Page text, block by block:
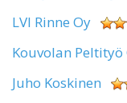
LVI Rinne Oy
Kouvolan Peltityö
Juho Koskinen